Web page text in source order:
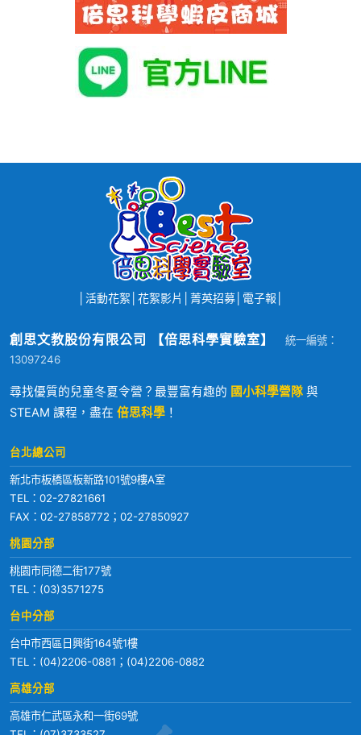
活動花絮 花絮影片 菁英招募│ 電子報
創思文教股份有限公司 【倍思科學實驗室】
統一編號：
13097246
尋找優質的兒童冬夏令營？最豐富有趣的 國小科學營隊 與
STEAM 課程，盡在 倍思科學 ！
台北總公司
新北市板橋區板新路101號9樓A室
TEL： 02-27821661
FAX：02-27858772；02-27850927
桃園分部
桃園市同德二街177號
TEL： (03)3571275
台中分部
台中市西區日興街164號1樓
TEL： (04)2206-0881 ； (04)2206-0882
高雄分部
高雄市仁武區永和一街69號